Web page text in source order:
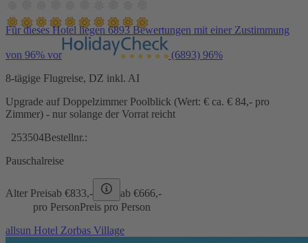
Für dieses Hotel liegen 6893 Bewertungen mit einer Zustimmung
von 96% vor (6893) 96%
8-tägige Flugreise, DZ inkl. AI
Upgrade auf Doppelzimmer Poolblick (Wert: € ca. € 84,- pro
Zimmer) - nur solange der Vorrat reicht
253504Bestellnr.:
Pauschalreise
Alter Preisab €833,- ab €666,-
pro PersonPreis pro Person
allsun Hotel Zorbas Village